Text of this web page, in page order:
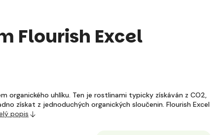
Flourish Excel
organického uhlíku. Ten je rostlinami typicky získáván z CO2,
získat z jednoduchých organických sloučenin. Flourish Excel
popis